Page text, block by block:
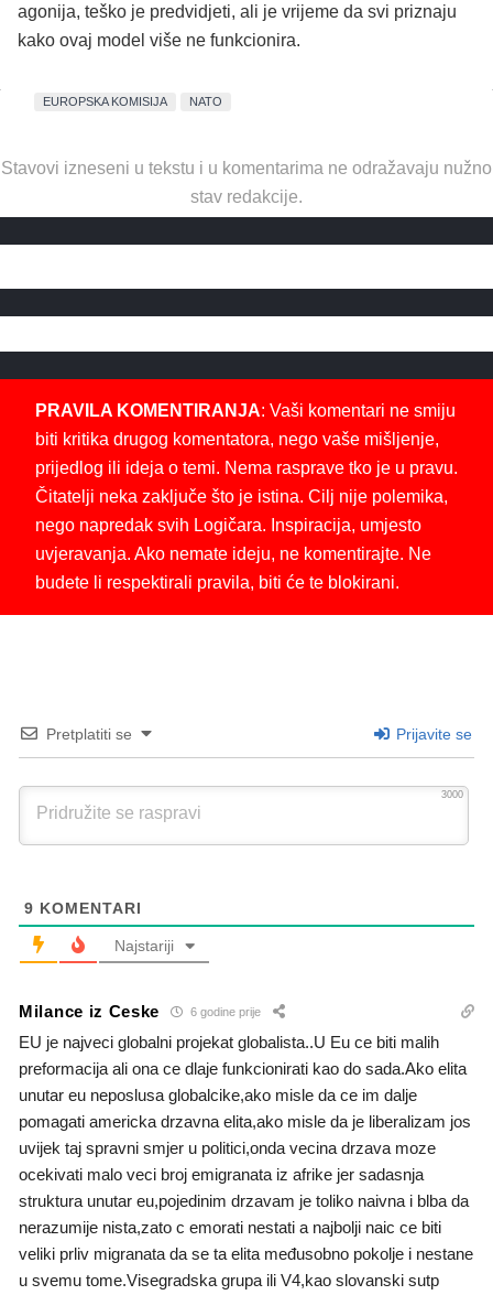
agonija, teško je predvidjeti, ali je vrijeme da svi priznaju
kako ovaj model više ne funkcionira.
EUROPSKA KOMISIJA NATO
Stavovi izneseni u tekstu i u komentarima ne odražavaju nužno
stav redakcije.
PRAVILA KOMENTIRANJA: Vaši komentari ne smiju
biti kritika drugog komentatora, nego vaše mišljenje,
prijedlog ili ideja o temi. Nema rasprave tko je u pravu.
Čitatelji neka zaključe što je istina. Cilj nije polemika,
nego napredak svih Logičara. Inspiracija, umjesto
uvjeravanja. Ako nemate ideju, ne komentirajte. Ne
budete li respektirali pravila, biti će te blokirani.
Pretplatiti se Prijavite se
3000
9 KOMENTARI
Najstariji
Milance iz Ceske 6 godine prije
EU je najveci globalni projekat globalista..U Eu ce biti malih
preformacija ali ona ce dlaje funkcionirati kao do sada.Ako elita
unutar eu neposlusa globalcike,ako misle da ce im dalje
pomagati americka drzavna elita,ako misle da je liberalizam jos
uvijek taj spravni smjer u politici,onda vecina drzava moze
ocekivati malo veci broj emigranata iz afrike jer sadasnja
struktura unutar eu,pojedinim drzavam je toliko naivna i blba da
nerazumije nista,zato c emorati nestati a najbolji naic ce biti
veliki prliv migranata da se ta elita međusobno pokolje i nestane
u svemu tome.Visegradska grupa ili V4,kao slovanski sutp